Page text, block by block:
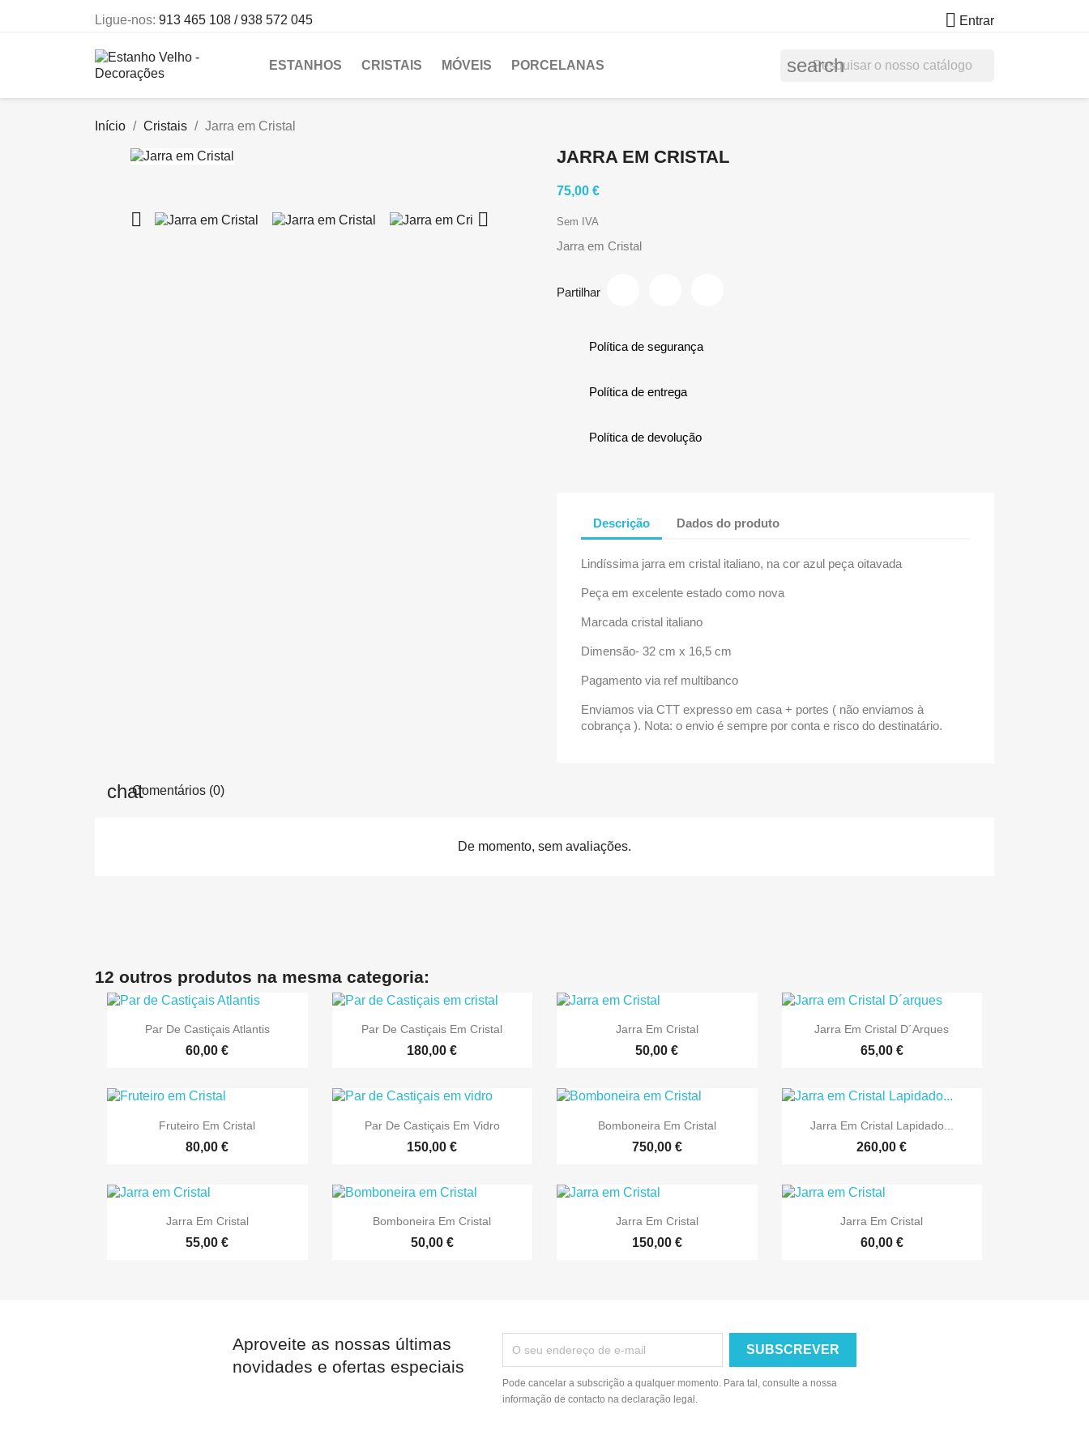
Ligue-nos: 913 465 108 / 938 572 045  Entrar
ESTANHOS CRISTAIS MÓVEIS PORCELANAS search
Início Cristais Jarra em Cristal
 
JARRA EM CRISTAL
75,00 €
Sem IVA
Jarra em Cristal
Partilhar
Política de segurança
Política de entrega
Política de devolução
Descrição Dados do produto
Lindíssima jarra em cristal italiano, na cor azul peça oitavada
Peça em excelente estado como nova
Marcada cristal italiano
Dimensão- 32 cm x 16,5 cm
Pagamento via ref multibanco
Enviamos via CTT expresso em casa + portes ( não enviamos à
cobrança ). Nota: o envio é sempre por conta e risco do destinatário.
Comentários (0)
De momento, sem avaliações.
12 outros produtos na mesma categoria:
 Vista rápida
Par De Castiçais Atlantis
60,00 €
 Vista rápida
Par De Castiçais Em Cristal
180,00 €
 Vista rápida
Jarra Em Cristal
50,00 €
 Vista rápida
Jarra Em Cristal D´arques
65,00 €
 Vista rápida
Fruteiro Em Cristal
80,00 €
 Vista rápida
Par De Castiçais Em Vidro
150,00 €
 Vista rápida
Bomboneira Em Cristal
750,00 €
 Vista rápida
Jarra Em Cristal Lapidado...
260,00 €
 Vista rápida
Jarra Em Cristal
55,00 €
 Vista rápida
Bomboneira Em Cristal
50,00 €
 Vista rápida
Jarra Em Cristal
150,00 €
 Vista rápida
Jarra Em Cristal
60,00 €
Aproveite as nossas últimas
novidades e ofertas especiais
Pode cancelar a subscrição a qualquer momento. Para tal, consulte a nossa
informação de contacto na declaração legal.